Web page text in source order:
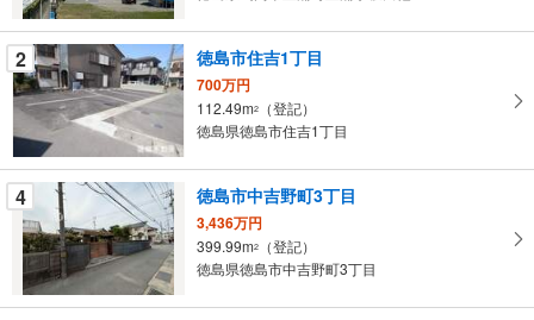
イ
ペ
ー
ジ
に
保
存
す
る
2 徳島市住吉1丁目
700万円
112.49m2
（登記）
徳島県徳島市住吉1丁目
4 徳島市中吉野町3丁目
3,436万円
399.99m2
（登記）
徳島県徳島市中吉野町3丁目